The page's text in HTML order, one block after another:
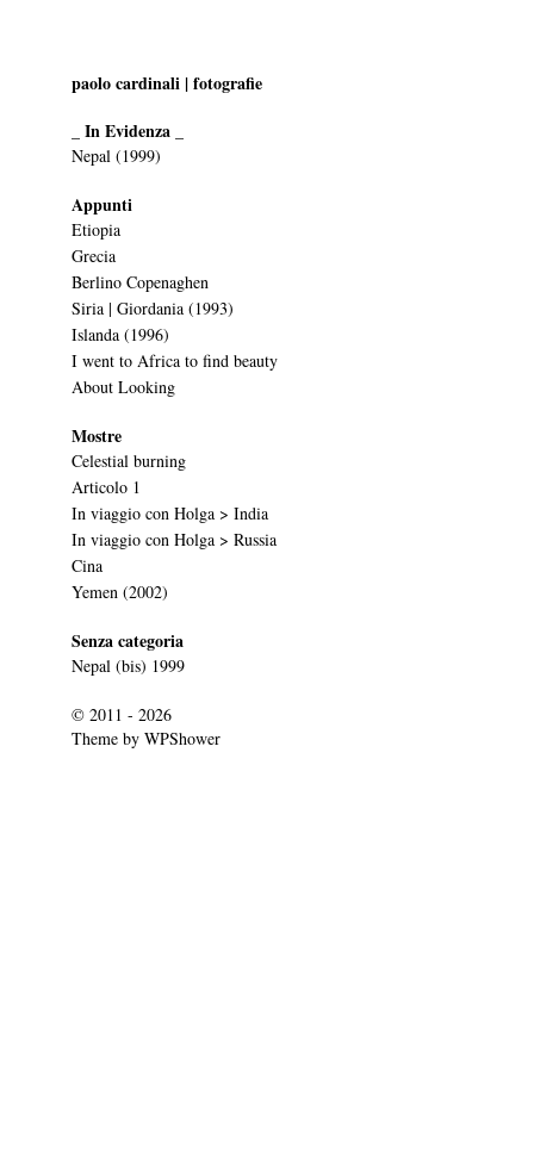
paolo cardinali | fotografie
_ In Evidenza _
Nepal (1999)
Appunti
Etiopia
Grecia
Berlino Copenaghen
Siria | Giordania (1993)
Islanda (1996)
I went to Africa to find beauty
About Looking
Mostre
Celestial burning
Articolo 1
In viaggio con Holga > India
In viaggio con Holga > Russia
Cina
Yemen (2002)
Senza categoria
Nepal (bis) 1999
© 2011 - 2026
Theme by WPShower